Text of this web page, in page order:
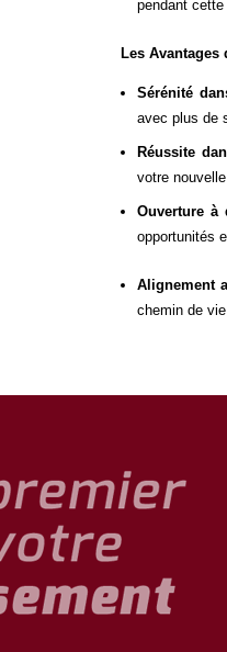
pendant
Les
Sérénité
avec plus de
Réussite
votre
Ouverture à
opportunités
Alignement
chemin de